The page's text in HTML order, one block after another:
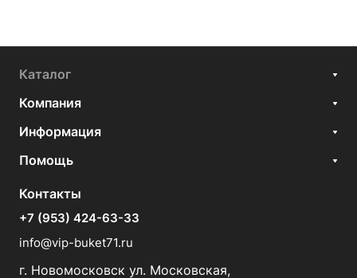
Каталог
Компания
Информация
Помощь
Контакты
+7 (953) 424-63-33
info@vip-buket71.ru
г. Новомосковск ул. Московская,